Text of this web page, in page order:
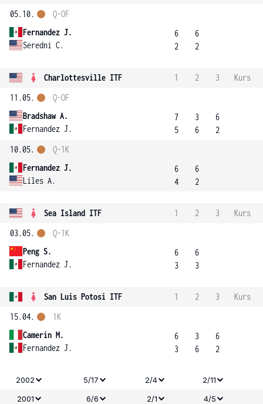
05.10.
Fernandez J.
Seredni C.
Q-OF
6
2
6
2
Charlottesville ITF 1 2 3
Kurs
11.05.
Bradshaw A.
Fernandez J.
Q-OF
7
5
3
6
6
2
10.05.
Fernandez J.
Liles A.
Q-1K
6
4
6
2
Sea Island ITF 1 2 3
Kurs
03.05.
Peng S.
Fernandez J.
Q-1K
6
3
6
3
San Luis Potosi ITF 1 2 3
Kurs
15.04.
Camerin M.
Fernandez J.
1K
6
3
3
6
6
2
2002 5/17 2/4
2/11
2001
6/6 2/1
4/5